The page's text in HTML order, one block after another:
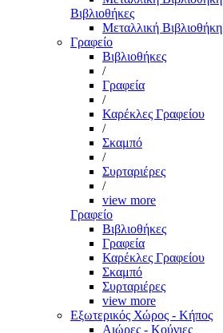
Βιβλιοθήκες
Μεταλλική Βιβλιοθήκη
Γραφείο
Βιβλιοθήκες
/
Γραφεία
/
Καρέκλες Γραφείου
/
Σκαμπό
/
Συρταριέρες
/
view more
Γραφείο
Βιβλιοθήκες
Γραφεία
Καρέκλες Γραφείου
Σκαμπό
Συρταριέρες
view more
Εξωτερικός Χώρος - Κήπος
Αιώρες - Κούνιες